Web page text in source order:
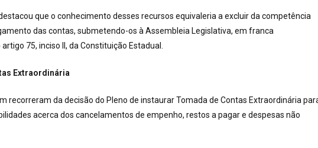
que o conhecimento desses recursos equivaleria a excluir da competência
das contas, submetendo-os à Assembleia Legislativa, em franca
75, inciso II, da Constituição Estadual.
Extraordinária
recorreram da decisão do Pleno de instaurar Tomada de Contas Extraordinária
acerca dos cancelamentos de empenho, restos a pagar e despesas não